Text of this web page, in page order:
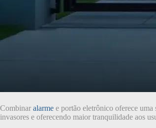
Combinar alarme e portão eletrônico oferece uma
invasores e oferecendo maior tranquilidade aos